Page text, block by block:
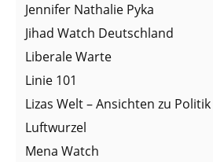
Jennifer Nathalie Pyka
Jihad Watch Deutschland
Liberale Warte
Linie 101
Lizas Welt – Ansichten zu
Luftwurzel
Mena Watch